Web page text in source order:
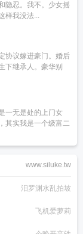
隐忍。我不。少女摇
样我没法...
协议嫁进豪门。婚后
下继承人。豪华别
一无是处的上门女
其实我是一个级富二
www.siluke.tw
汨罗渊水乱拍坡
飞机爱萝莉